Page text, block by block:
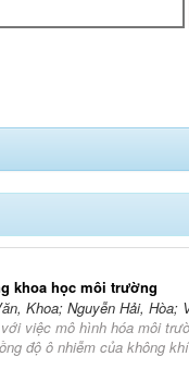
khoa học môi trường
Khoa; Nguyễn Hải, Hòa;
việc mô hình hóa môi
độ ô nhiễm của không